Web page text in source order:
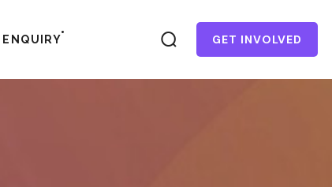
ENQUIRY GET INVOLVED